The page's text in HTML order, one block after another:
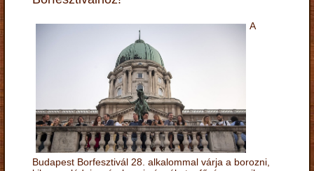
A
Budapest Borfesztivál 28. alkalommal várja a borozni,